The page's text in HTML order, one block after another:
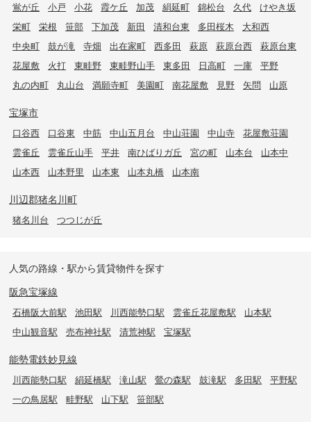
鴬が丘 小戸 小花 霞ケ丘 加茂 絹延町 錦松台 久代
けやき坂
栄町
栄根 笹部 下加茂 新田 清和台東 多田桜木
大和西
中央町
鼓が滝 寺畑 出在家町 西多田 萩原 萩原台西
萩原台東
花屋敷
火打 東畦野 東畦野山手 東多田 日高町 一庫
平野
丸の内町
丸山台 満願寺町 美園町 南花屋敷 見野 矢問 山原
宝塚市
口谷西 口谷東 中筋 中山五月台 中山荘園 中山寺
花屋敷荘園
雲雀丘
雲雀丘山手 平井 南ひばりガ丘 宮の町 山本台
山本中
山本西
山本野里 山本東 山本丸橋 山本南
川辺郡猪名川町
猪名川台 つつじが丘
人気の路線・駅から賃貸物件を探す
阪急宝塚線
石橋阪大前駅 池田駅 川西能勢口駅 雲雀丘花屋敷駅
山本駅
中山観音駅
売布神社駅 清荒神駅 宝塚駅
能勢電鉄妙見線
川西能勢口駅 絹延橋駅 滝山駅 鶯の森駅 鼓滝駅 多田駅
平野駅
一の鳥居駅
畦野駅 山下駅 笹部駅